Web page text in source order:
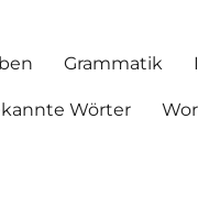
Grammatik
Wörter